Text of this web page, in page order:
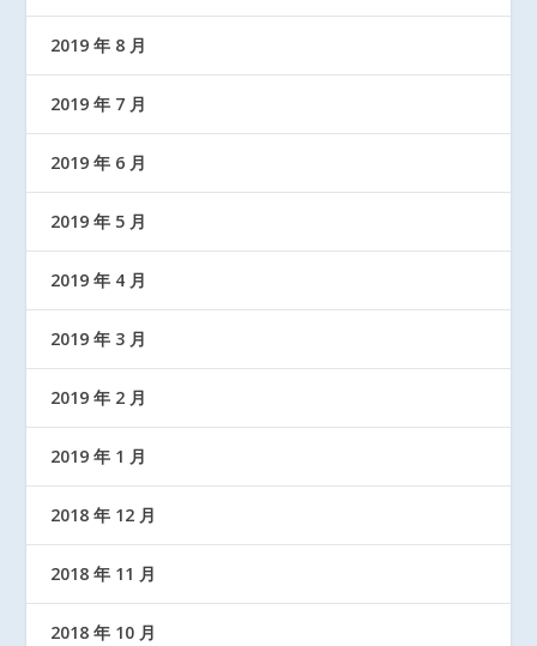
2019 年 8 月
2019 年 7 月
2019 年 6 月
2019 年 5 月
2019 年 4 月
2019 年 3 月
2019 年 2 月
2019 年 1 月
2018 年 12 月
2018 年 11 月
2018 年 10 月